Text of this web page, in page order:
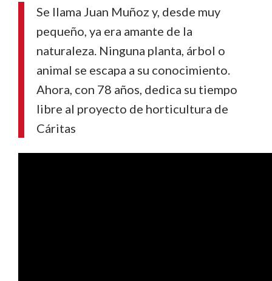
Se llama Juan Muñoz y, desde muy
pequeño, ya era amante de la
naturaleza. Ninguna planta, árbol o
animal se escapa a su conocimiento.
Ahora, con 78 años, dedica su tiempo
libre al proyecto de horticultura de
Cáritas